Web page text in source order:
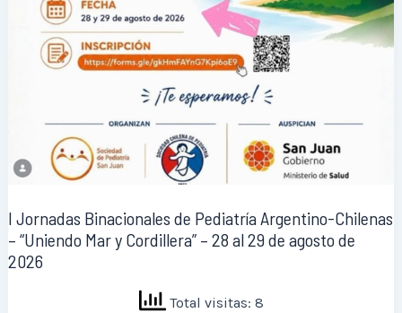
I Jornadas Binacionales de Pediatría Argentino-Chilenas
– “Uniendo Mar y Cordillera” – 28 al 29 de agosto de
2026
Total visitas: 8